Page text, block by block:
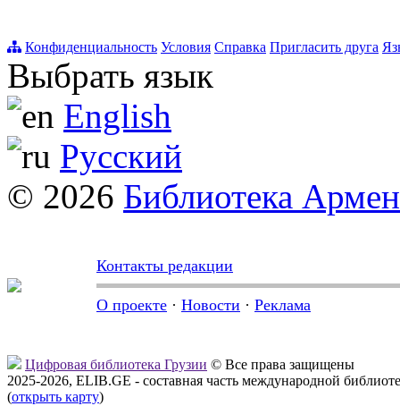
Конфиденциальность Условия Справка Пригласить друга
Выбрать язык
English
Русский
© 2026 Библиотека
Контакты редакции
О проекте · Новости · Реклама
Цифровая библиотека Грузии © Все права защищены
2025-2026, ELIB.GE - составная часть международной
(открыть карту)